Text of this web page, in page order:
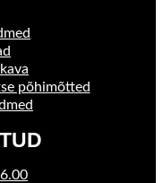
põhimõtted